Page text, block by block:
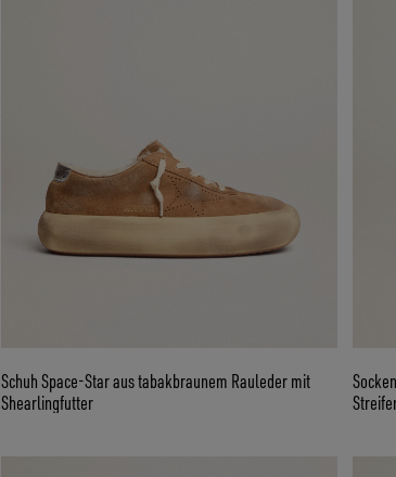
Schuh Space-Star aus tabakbraunem Rauleder mit
Shearlingfutter